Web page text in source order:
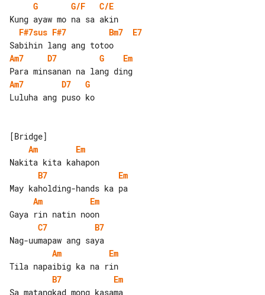
G G/F
C/E
F#7sus F#7 Bm7
E7
Am7
D7 G
Em
Am7
D7
G
Luluha ang puso ko
Am
Em
B7
Em
Am
Em
C7
B7
Am
Em
B7
Em